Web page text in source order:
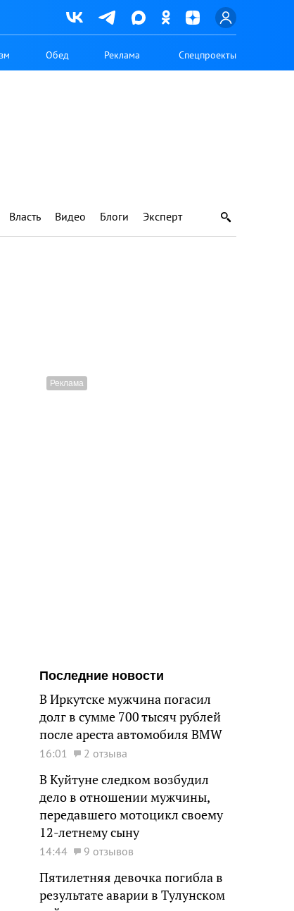
Обед Реклама Спецпроекты
Власть Видео Блоги Эксперт
Последние новости
В Иркутске мужчина погасил
долг в сумме 700 тысяч рублей
после ареста автомобиля BMW
16:01 2 отзыва
В Куйтуне следком возбудил
дело в отношении мужчины,
передавшего мотоцикл своему
12-летнему сыну
14:44 9 отзывов
Пятилетняя девочка погибла в
результате аварии в Тулунском